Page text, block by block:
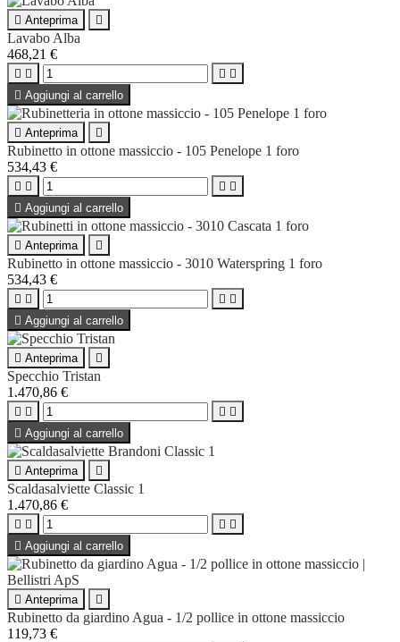
 Anteprima 
Lavabo Alba
468,21 €
   
 Aggiungi al carrello
 Anteprima 
Rubinetto in ottone massiccio - 105 Penelope 1 foro
534,43 €
   
 Aggiungi al carrello
 Anteprima 
Rubinetto in ottone massiccio - 3010 Waterspring 1 foro
534,43 €
   
 Aggiungi al carrello
 Anteprima 
Specchio Tristan
1.470,86 €
   
 Aggiungi al carrello
 Anteprima 
Scaldasalviette Classic 1
1.470,86 €
   
 Aggiungi al carrello
 Anteprima 
Rubinetto da giardino Agua - 1/2 pollice in ottone massiccio
119,73 €